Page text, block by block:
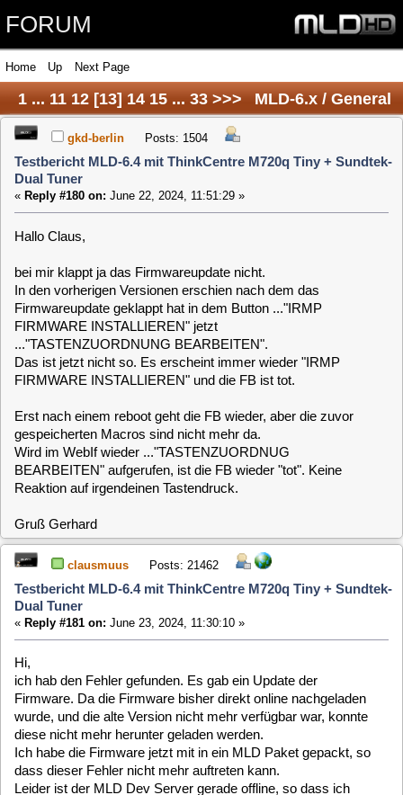
FORUM
1 ...11 12[13]14 15 ...33 >>> MLD-6.x / General
/ Testbericht MLD-6.x mit ThinkCentre M720q Tiny
+ Sundtek-Dual Tuner
gkd-berlin Posts: 1504
Testbericht MLD-6.4 mit ThinkCentre M720q Tiny + Sundtek-
Dual Tuner
Reply #180 on: June 22, 2024, 11:51:29 »
Hallo Claus,
In den vorherigen Versionen erschien nach dem das
FIRMWARE INSTALLIEREN" jetzt
..."TASTENZUORDNUNG BEARBEITEN".
Das ist jetzt nicht so. Es erscheint immer wieder "IRMP
FIRMWARE INSTALLIEREN" und die FB ist tot.
Erst nach einem reboot geht die FB wieder, aber die zuvor
gespeicherten Macros sind nicht mehr da.
Wird im WebIf wieder ..."TASTENZUORDNUG
Gruß Gerhard
clausmuus Posts: 21462
Testbericht MLD-6.4 mit ThinkCentre M720q Tiny + Sundtek-
«Reply #181 on:June 23, 2024, 11:30:10 »
Hi,
ich hab den Fehler gefunden. Es gab ein Update der
Firmware. Da die Firmware bisher direkt online nachgeladen
wurde, und die alte Version nicht mehr verfügbar war, konnte
diese nicht mehr herunter geladen werden.
Ich habe die Firmware jetzt mit in ein MLD Paket gepackt, so
dass dieser Fehler nicht mehr auftreten kann.
Leider ist der MLD Dev Server gerade offline, so dass ich
das Update nicht bauen kann. Ich sage Dir bescheid, sobald
das Update verfügbar ist.
clausmuus Posts: 21462
Testbericht MLD-6.4 mit ThinkCentre M720q Tiny + Sundtek-
Dual Tuner
«Reply #182 on:June 23, 2024, 13:02:07 »